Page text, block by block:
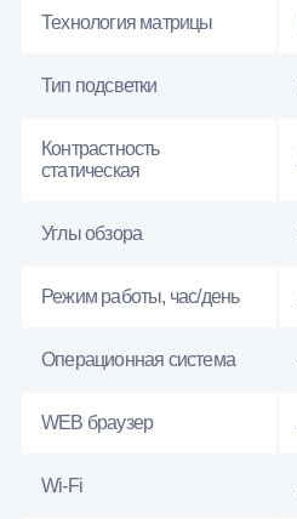
Технология матрицы
Тип подсветки
Контрастность
статическая
Углы обзора
Режим работы, час/день
Операционная система
WEB браузер
Wi-Fi